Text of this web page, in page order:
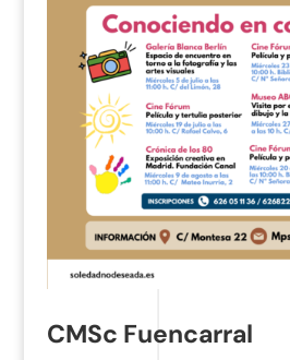
CMSc Fuencarral